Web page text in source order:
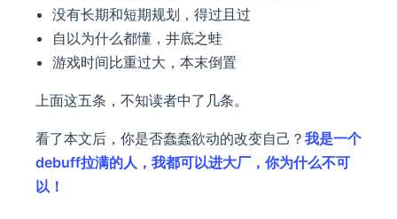
没有长期和短期规划，得过且过
自以为什么都懂，井底之蛙
游戏时间比重过大，本末倒置
上面这五条，不知读者中了几条。
看了本文后，你是否蠢蠢欲动的改变自己？ 我是一个
debuff拉满的人，我都可以进大厂，你为什么不可
以！